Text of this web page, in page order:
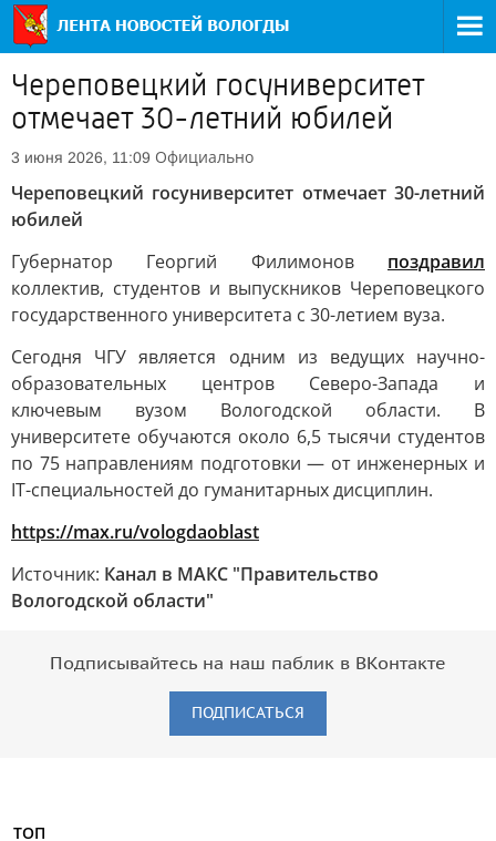
Череповецкий госуниверситет
отмечает 30-летний юбилей
3 июня 2026, 11:09 Официально
Череповецкий госуниверситет отмечает 30-летний
юбилей
Губернатор Георгий Филимонов поздравил
коллектив, студентов и выпускников Череповецкого
государственного университета с 30-летием вуза.
Сегодня ЧГУ является одним из ведущих научно-
образовательных центров Северо-Запада и
ключевым вузом Вологодской области. В
университете обучаются около 6,5 тысячи студентов
по 75 направлениям подготовки — от инженерных и
IT-специальностей до гуманитарных дисциплин.
https://max.ru/vologdaoblast
Источник: Канал в МАКС "Правительство
Вологодской области"
Подписывайтесь на наш паблик в ВКонтакте
ПОДПИСАТЬСЯ
ТОП